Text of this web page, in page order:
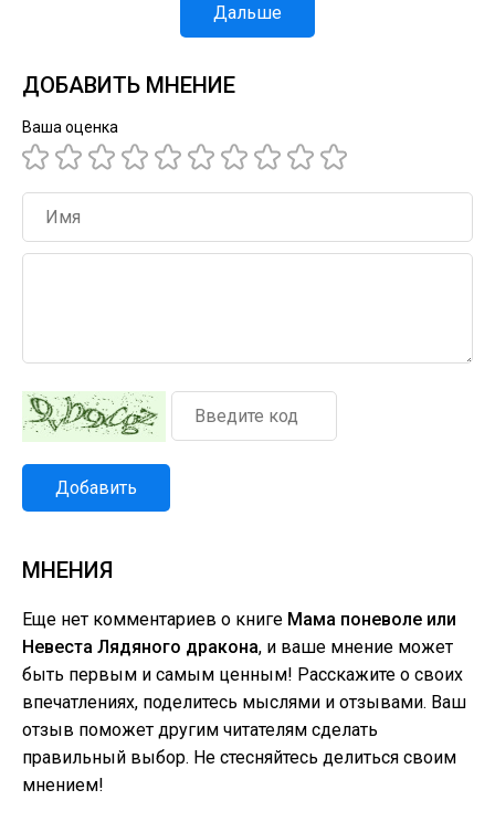
Дальше
ДОБАВИТЬ МНЕНИЕ
Ваша оценка
Добавить
МНЕНИЯ
Еще нет комментариев о книге Мама поневоле или
Невеста Лядяного дракона, и ваше мнение может
быть первым и самым ценным! Расскажите о своих
впечатлениях, поделитесь мыслями и отзывами. Ваш
отзыв поможет другим читателям сделать
правильный выбор. Не стесняйтесь делиться своим
мнением!